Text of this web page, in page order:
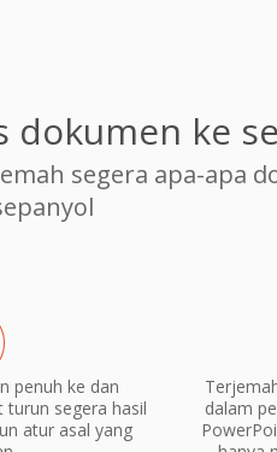
dokumen ke
segera apa-apa
penuh ke dan
turun segera hasil
atur asal yang
dalam